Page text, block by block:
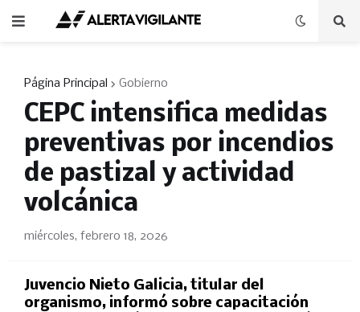
Página Principal Gobierno
CEPC intensifica medidas
preventivas por incendios
de pastizal y actividad
volcánica
miércoles, febrero 18, 2026
Juvencio Nieto Galicia, titular del
organismo, informó sobre capacitación